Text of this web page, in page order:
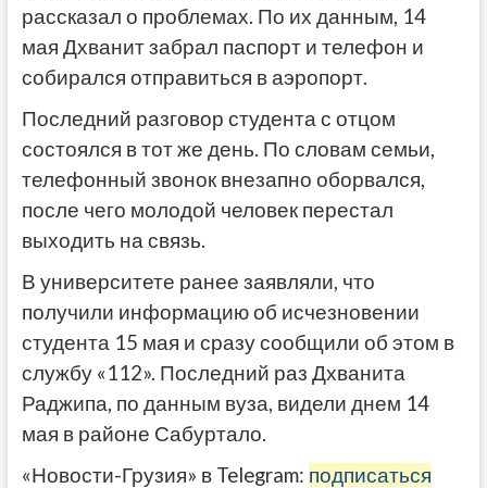
рассказал о проблемах. По их данным, 14
мая Дхванит забрал паспорт и телефон и
собирался отправиться в аэропорт.
Последний разговор студента с отцом
состоялся в тот же день. По словам семьи,
телефонный звонок внезапно оборвался,
после чего молодой человек перестал
выходить на связь.
В университете ранее заявляли, что
получили информацию об исчезновении
студента 15 мая и сразу сообщили об этом в
службу «112». Последний раз Дхванита
Раджипа, по данным вуза, видели днем 14
мая в районе Сабуртало.
«Новости-Грузия» в Telegram: подписаться